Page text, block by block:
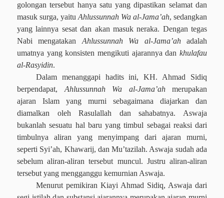
golongan tersebut hanya satu yang dipastikan selamat dan
masuk surga, yaitu Ahlussunnah Wa al-Jama’ah, sedangkan
yang lainnya sesat dan akan masuk neraka. Dengan tegas
Nabi mengatakan Ahlussunnah Wa al-Jama’ahadalah
umatnya yang konsisten mengikuti ajarannya dan khulafau
al-Rasyidin.
Dalam menanggapi hadits ini, KH. Ahmad Sidiq
berpendapat, Ahlussunnah Wa al-Jama’ahmerupakan
ajaran Islam yang murni sebagaimana diajarkan dan
diamalkan oleh Rasulallah dan sahabatnya. Aswaja
bukanlah sesuatu hal baru yang timbul sebagai reaksi dari
timbulnya aliran yang menyimpang dari ajaran murni,
seperti Syi’ah, Khawarij, dan Mu’tazilah. Aswaja sudah ada
sebelum aliran-aliran tersebut muncul. Justru aliran-aliran
tersebut yang mengganggu kemurnian Aswaja.
Menurut pemikiran Kiayi Ahmad Sidiq, Aswaja dari